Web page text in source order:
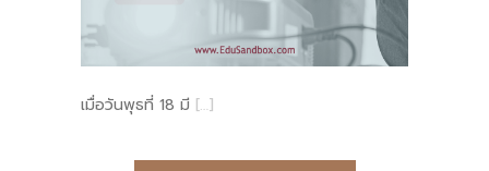
เมื่อวันพุธที่ 18 มี […]